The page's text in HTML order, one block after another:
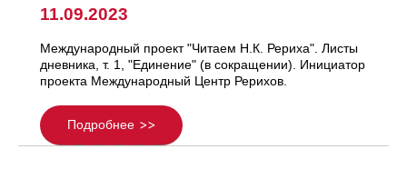
11.09.2023
Международный проект "Читаем Н.К. Рериха". Листы
дневника, т. 1, "Единение" (в сокращении). Инициатор
проекта Международный Центр Рерихов.
Подробнее